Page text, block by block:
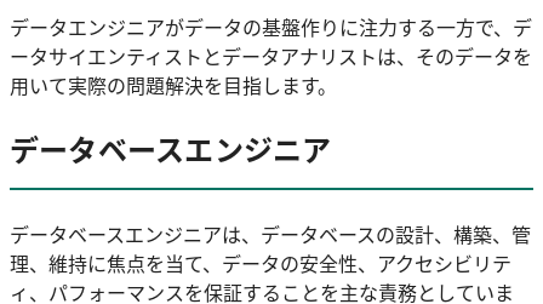
データエンジニアがデータの基盤作りに注力する一方で、デ
ータサイエンティストとデータアナリストは、そのデータを
用いて実際の問題解決を目指します。
データベースエンジニア
データベースエンジニアは、データベースの設計、構築、管
理、維持に焦点を当て、データの安全性、アクセシビリテ
ィ、パフォーマンスを保証することを主な責務としていま